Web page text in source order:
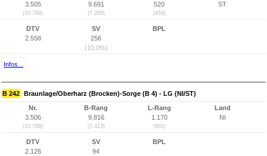
3.505
(10.789)
9.691
(7.289)
520
(454)
ST
DTV
2.558
SV
256
(10,0%)
BPL
Infos...
B 242 Braunlage/Oberharz (Brocken)-Sorge (B 4) - LG (NI/ST)
Nr.
3.506
(10.788)
B-Rang
9.816
(7.413)
L-Rang
1.170
(901)
Land
NI
DTV
2.126
SV
94
BPL